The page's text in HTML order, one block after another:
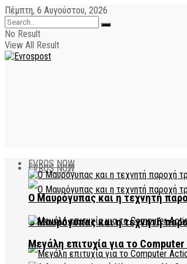
Πέμπτη, 6 Αυγούστου, 2026
No Result
View All Result
EVROS NOW
Ο Μαυρόγυπας και η τεχνητή
EVROS NOW
Ο Μαυρόγυπας και η τεχνητή
Μεγάλη επιτυχία για το